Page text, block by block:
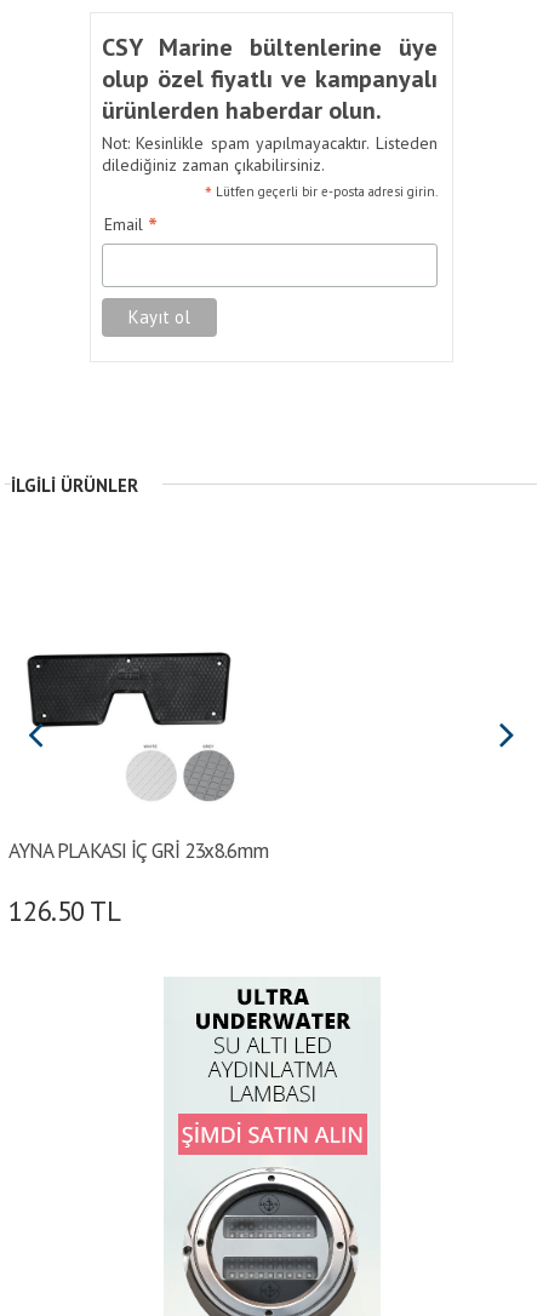
CSY Marine bültenlerine üye
olup özel fiyatlı ve kampanyalı
ürünlerden haberdar olun.
Not: Kesinlikle spam yapılmayacaktır. Listeden
dilediğiniz zaman çıkabilirsiniz.
* Lütfen geçerli bir e-posta adresi girin.
Email *
İLGILI ÜRÜNLER
AYNA PLAKASI İÇ GRİ 23x8.6mm
126.50 TL